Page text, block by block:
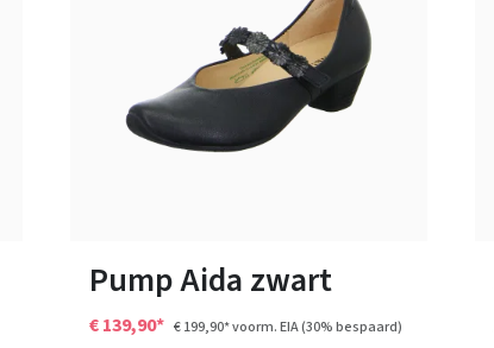
Pump Aida zwart
€ 139,90* € 199,90*voorm. EIA(30% bespaard)